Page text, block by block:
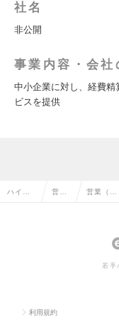
社名
非公開
事業内容・会社
中小企業に対し、経費
ビスを提供
ハイク 営業 営業（法
若手
利用規約